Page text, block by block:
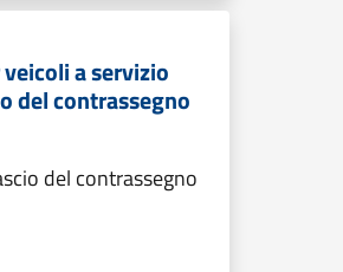
a servizio
del contrassegno
del contrassegno